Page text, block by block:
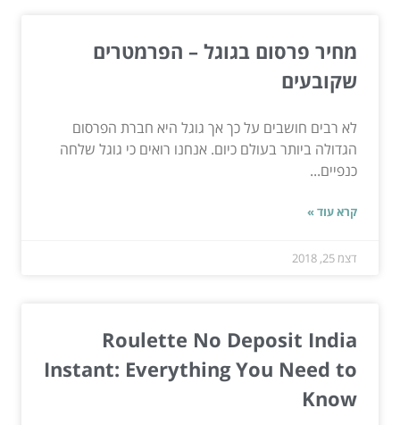
מחיר פרסום בגוגל – הפרמטרים
שקובעים
לא רבים חושבים על כך אך גוגל היא חברת הפרסום
הגדולה ביותר בעולם כיום. אנחנו רואים כי גוגל שלחה
כנפיים...
קרא עוד »
דצמ 25, 2018
Roulette No Deposit India
Instant: Everything You Need to
Know